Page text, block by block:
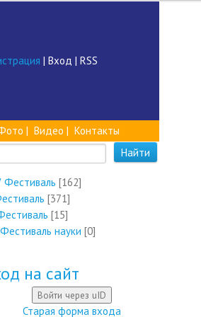
| Вход | RSS
| Видео | Контакты
Фестиваль [162]
[371]
[15]
науки [0]
на сайт
Войти через uID
Старая форма входа